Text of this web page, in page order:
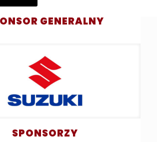
GENERALNY
SPONSORZY